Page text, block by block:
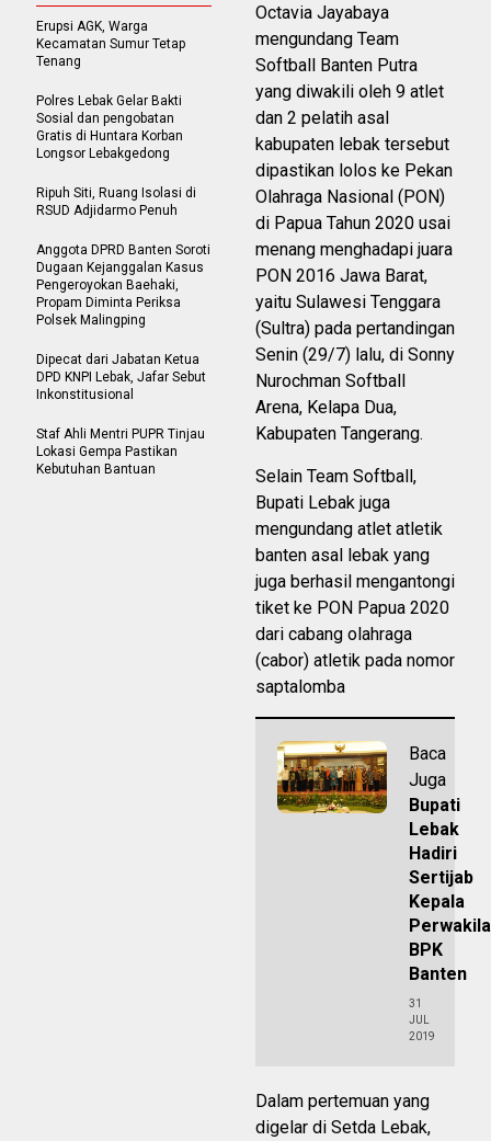
Octavia Jayabaya
mengundang Team
Softball Banten Putra
yang diwakili oleh 9 atlet
dan 2 pelatih asal
kabupaten lebak tersebut
dipastikan lolos ke Pekan
Olahraga Nasional (PON)
di Papua Tahun 2020 usai
menang menghadapi juara
PON 2016 Jawa Barat,
yaitu Sulawesi Tenggara
(Sultra) pada pertandingan
Senin (29/7) lalu, di Sonny
Nurochman Softball
Arena, Kelapa Dua,
Kabupaten Tangerang.
Selain Team Softball,
Bupati Lebak juga
mengundang atlet atletik
banten asal lebak yang
juga berhasil mengantongi
tiket ke PON Papua 2020
dari cabang olahraga
(cabor) atletik pada nomor
saptalomba
Baca
Juga
Bupati
Lebak
Hadiri
Sertijab
Kepala
BPK
Banten
31
JUL
2019
Dalam pertemuan yang
digelar di Setda Lebak,
Erupsi AGK, Warga
Kecamatan Sumur Tetap
Tenang
Polres Lebak Gelar Bakti
Sosial dan pengobatan
Gratis di Huntara Korban
Longsor Lebakgedong
Ripuh Siti, Ruang Isolasi di
RSUD Adjidarmo Penuh
Anggota DPRD Banten Soroti
Dugaan Kejanggalan Kasus
Pengeroyokan Baehaki,
Propam Diminta Periksa
Polsek Malingping
Dipecat dari Jabatan Ketua
DPD KNPI Lebak, Jafar Sebut
Inkonstitusional
Staf Ahli Mentri PUPR Tinjau
Lokasi Gempa Pastikan
Kebutuhan Bantuan